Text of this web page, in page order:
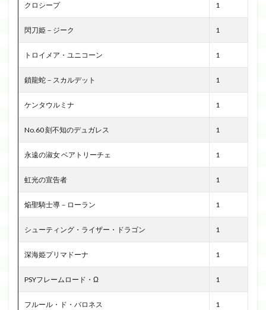
クロシープ 1
閃刀姫－ジーク 1
トロイメア・ユニコーン 1
鎖龍蛇－スカルデット 1
ケンタウルミナ 1
No.60 刻不知のデュガレス 1
永遠の淑女 ベアトリーチェ 1
虹光の宣告者 1
焔聖騎士導－ローラン 1
シューティング・ライザー・ドラゴン 1
深海姫プリマドーナ 1
PSYフレームロード・Ω 1
フルール・ド・バロネス 1